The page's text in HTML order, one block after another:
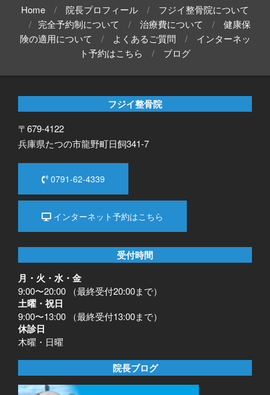
Home 院長プロフィール
フジイ整骨院について
完全予約制について
治療費について
健康保
険の適用について
よくあるご質問
インターネッ
ト予約はこちら
ブログ
フジイ整骨院
〒679-4122
兵庫県たつの市龍野町日飼341-7
0791-62-4339
インターネット予約はこちら
受付時間
月・火・水・金
9:00〜20:00 （最終受付20:00まで）
土曜・祝日
9:00〜13:00 （最終受付13:00まで）
休診日
木曜・日曜
院長ブログ